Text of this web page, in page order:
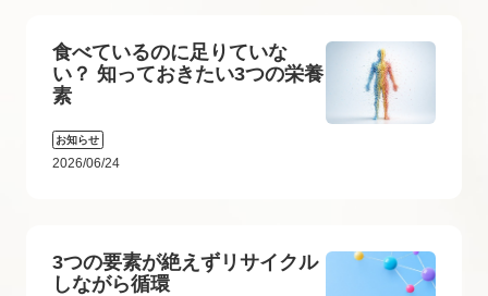
食べているのに足りていな
い？ 知っておきたい3つの栄養
素
お知らせ
2026/06/24
3つの要素が絶えずリサイクル
しながら循環